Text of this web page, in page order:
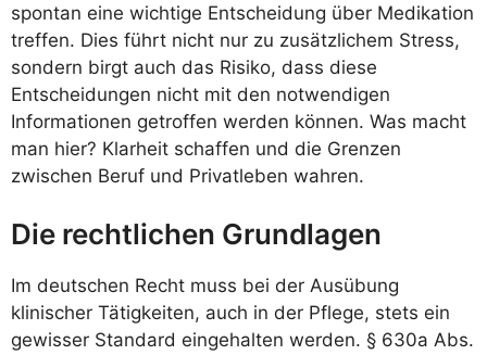
spontan eine wichtige Entscheidung über Medikation
treffen. Dies führt nicht nur zu zusätzlichem Stress,
sondern birgt auch das Risiko, dass diese
Entscheidungen nicht mit den notwendigen
Informationen getroffen werden können. Was macht
man hier? Klarheit schaffen und die Grenzen
zwischen Beruf und Privatleben wahren.
Die rechtlichen Grundlagen
Im deutschen Recht muss bei der Ausübung
klinischer Tätigkeiten, auch in der Pflege, stets ein
gewisser Standard eingehalten werden. § 630a Abs.